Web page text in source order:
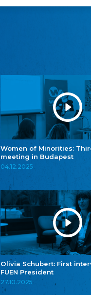
Women of Minorities:
meeting in Budapest
04.12.2025
Olivia Schubert: First
FUEN President
27.10.2025